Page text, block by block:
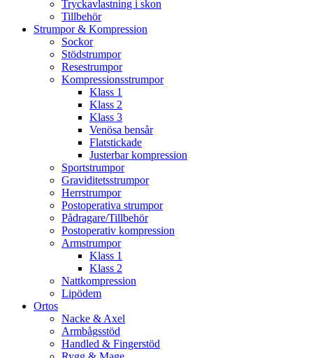
Tryckavlastning i skon
Tillbehör
Strumpor & Kompression
Sockor
Stödstrumpor
Resestrumpor
Kompressionsstrumpor
Klass 1
Klass 2
Klass 3
Venösa bensår
Flatstickade
Justerbar kompression
Sportstrumpor
Graviditetsstrumpor
Herrstrumpor
Postoperativa strumpor
Pådragare/Tillbehör
Postoperativ kompression
Armstrumpor
Klass 1
Klass 2
Nattkompression
Lipödem
Ortos
Nacke & Axel
Armbågsstöd
Handled & Fingerstöd